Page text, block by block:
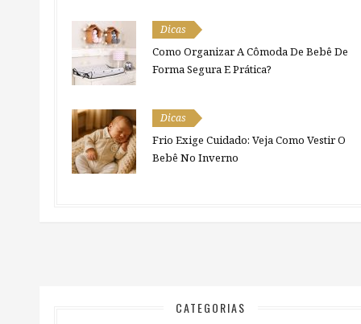
Dicas
Como Organizar A Cômoda De Bebê De
Forma Segura E Prática?
Dicas
Frio Exige Cuidado: Veja Como Vestir O
Bebê No Inverno
CATEGORIAS